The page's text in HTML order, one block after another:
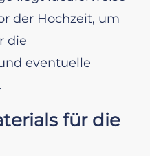
der Hochzeit, um
die
eventuelle
für die